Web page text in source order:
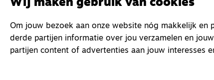
Wij maken gebruik van cookies
Om jouw bezoek aan onze website nóg makkelijk
derde partijen informatie over jou verzamelen en
partijen content of advertenties aan jouw interesses